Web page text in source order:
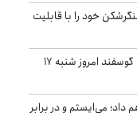
خود را با قابلیت
قیمت گوشت گوساله و گوسفند امروز شنبه ۱۷
داد؛ می‌ایستم و در برابر